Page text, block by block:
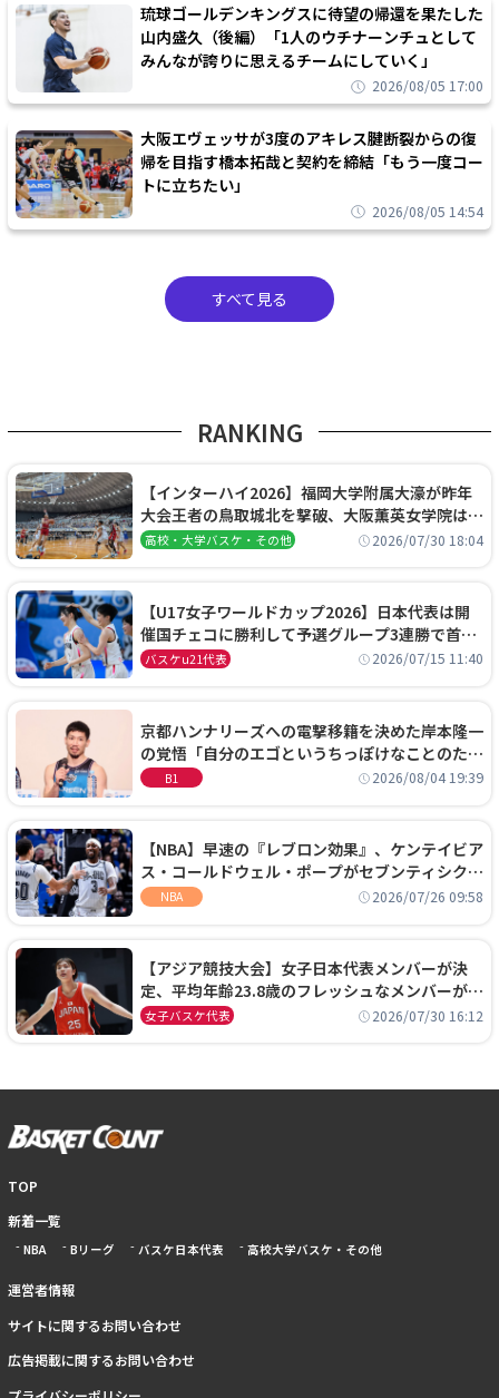
琉球ゴールデンキングスに待望の帰還を果たした
山内盛久（後編）「1人のウチナーンチュとして
みんなが誇りに思えるチームにしていく」
2026/08/05 17:00
大阪エヴェッサが3度のアキレス腱断裂からの復
帰を目指す橋本拓哉と契約を締結「もう一度コー
トに立ちたい」
2026/08/05 14:54
すべて見る
RANKING
【インターハイ2026】福岡大学附属大濠が昨年
大会王者の鳥取城北を撃破、大阪薫英女学院は岐
阜女子に完勝、大会3日目試合結果
高校・大学バスケ・その他 2026/07/30 18:04
【U17女子ワールドカップ2026】日本代表は開
催国チェコに勝利して予選グループ3連勝で首位
通過！準々決勝の相手はエジプトに決定
バスケu21代表 2026/07/15 11:40
京都ハンナリーズへの電撃移籍を決めた岸本隆一
の覚悟「自分のエゴというちっぽけなことのため
に、京都に来たわけではない」
B1 2026/08/04 19:39
【NBA】早速の『レブロン効果』、ケンテイビア
ス・コールドウェル・ポープがセブンティシクサ
ーズに1年契約で加入
NBA 2026/07/26 09:58
【アジア競技大会】女子日本代表メンバーが決
定、平均年齢23.8歳のフレッシュなメンバーが日
本開催の大舞台で頂点を狙う
女子バスケ代表 2026/07/30 16:12
TOP
新着一覧
NBA Bリーグ バスケ日本代表 高校大学バスケ・その他
運営者情報
サイトに関するお問い合わせ
広告掲載に関するお問い合わせ